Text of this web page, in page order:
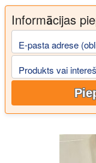
Informācijas
E-pasta adrese
Produkts vai